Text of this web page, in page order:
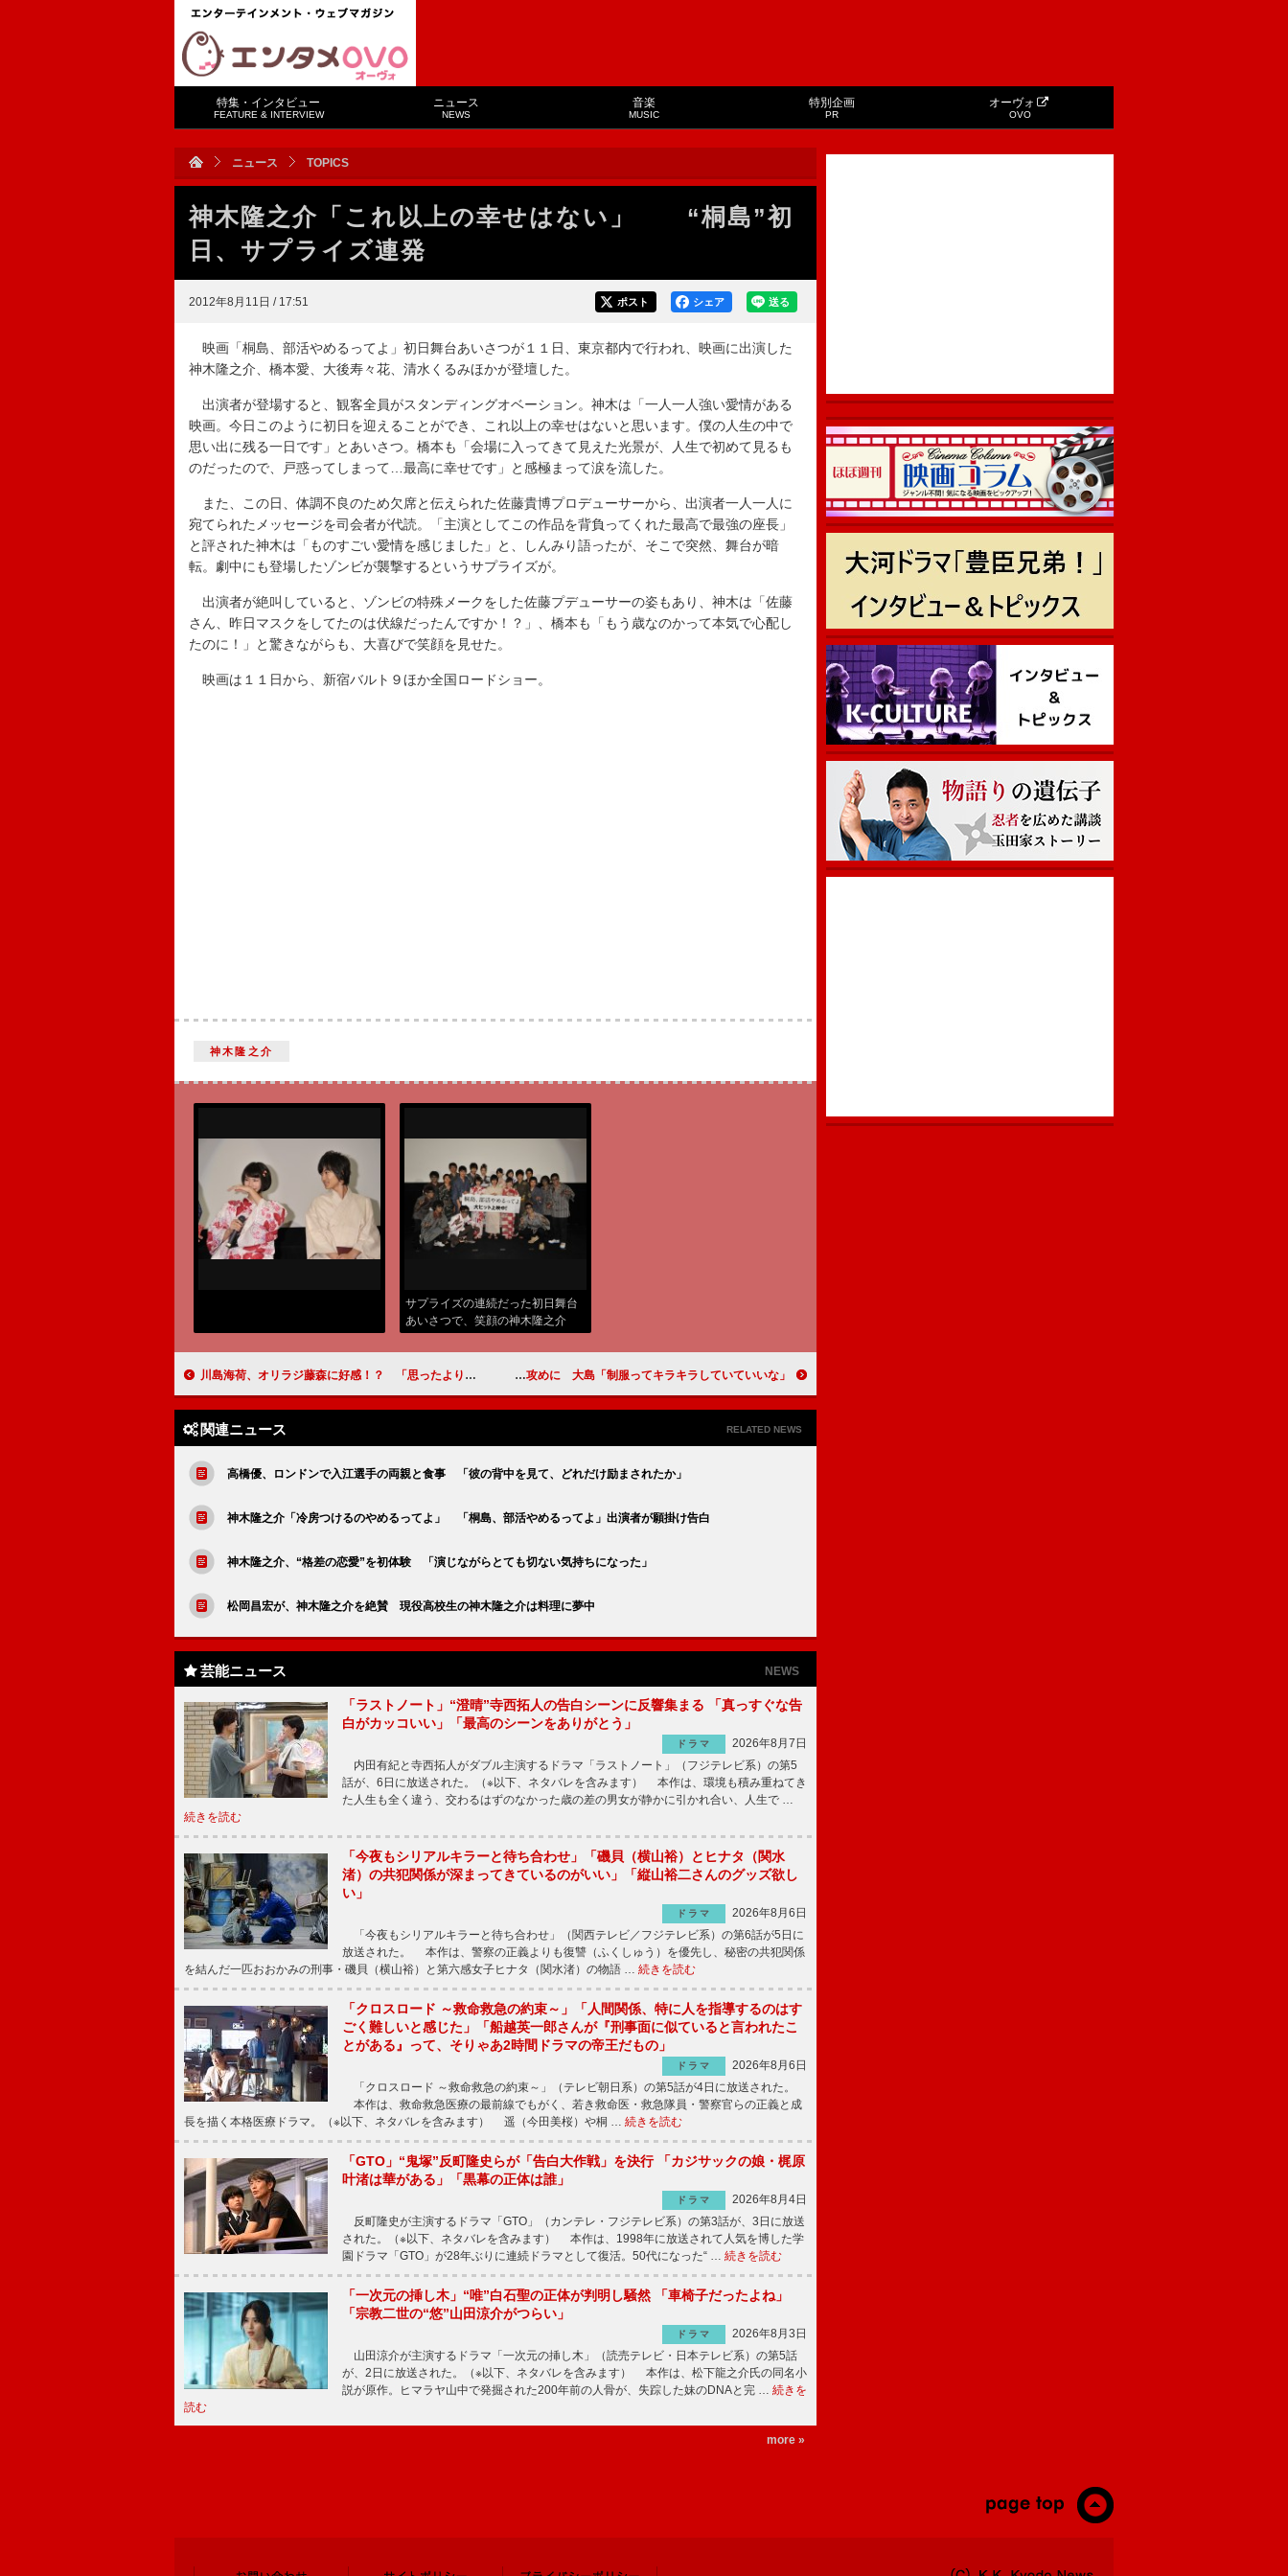
特集・インタビュー
FEATURE & INTERVIEW
ニュース
NEWS
音楽
MUSIC
特別企画
PR
オーヴォ
OVO
ニュース TOPICS
神木隆之介「これ以上の幸せはない」 “桐島”初
日、サプライズ連発
2012年8月11日 / 17:51 送る
シェア
ポスト
映画「桐島、部活やめるってよ」初日舞台あいさつが１１日、東京都内で行われ、映画に出演した
神木隆之介、橋本愛、大後寿々花、清水くるみほかが登壇した。
出演者が登場すると、観客全員がスタンディングオベーション。神木は「一人一人強い愛情がある
映画。今日このように初日を迎えることができ、これ以上の幸せはないと思います。僕の人生の中で
思い出に残る一日です」とあいさつ。橋本も「会場に入ってきて見えた光景が、人生で初めて見るも
のだったので、戸惑ってしまって…最高に幸せです」と感極まって涙を流した。
また、この日、体調不良のため欠席と伝えられた佐藤貴博プロデューサーから、出演者一人一人に
宛てられたメッセージを司会者が代読。「主演としてこの作品を背負ってくれた最高で最強の座長」
と評された神木は「ものすごい愛情を感じました」と、しんみり語ったが、そこで突然、舞台が暗
転。劇中にも登場したゾンビが襲撃するというサプライズが。
出演者が絶叫していると、ゾンビの特殊メークをした佐藤プデューサーの姿もあり、神木は「佐藤
さん、昨日マスクをしてたのは伏線だったんですか！？」、橋本も「もう歳なのかって本気で心配し
たのに！」と驚きながらも、大喜びで笑顔を見せた。
映画は１１日から、新宿バルト９ほか全国ロードショー。
神木隆之介
サプライズの連続だった初日舞台
あいさつで、笑顔の神木隆之介
川島海荷、オリラジ藤森に好感！？ 「思ったよりもチャラくなかった」 山田孝之と大島優子が高校生から質問攻めに 大島「制服ってキラキラしていていいな」
関連ニュース RELATED NEWS
高橋優、ロンドンで入江選手の両親と食事 「彼の背中を見て、どれだけ励まされたか」
神木隆之介「冷房つけるのやめるってよ」 「桐島、部活やめるってよ」出演者が願掛け告白
神木隆之介、“格差の恋愛”を初体験 「演じながらとても切ない気持ちになった」
松岡昌宏が、神木隆之介を絶賛 現役高校生の神木隆之介は料理に夢中
芸能ニュース NEWS
「ラストノート」“澄晴”寺西拓人の告白シーンに反響集まる 「真っすぐな告
白がカッコいい」「最高のシーンをありがとう」
ドラマ
2026年8月7日
内田有紀と寺西拓人がダブル主演するドラマ「ラストノート」（フジテレビ系）の第5
話が、6日に放送された。（※以下、ネタバレを含みます） 本作は、環境も積み重ねてき
た人生も全く違う、交わるはずのなかった歳の差の男女が静かに引かれ合い、人生で …
続きを読む
「今夜もシリアルキラーと待ち合わせ」「磯貝（横山裕）とヒナタ（関水
渚）の共犯関係が深まってきているのがいい」「縦山裕二さんのグッズ欲し
い」
ドラマ
2026年8月6日
「今夜もシリアルキラーと待ち合わせ」（関西テレビ／フジテレビ系）の第6話が5日に
放送された。 本作は、警察の正義よりも復讐（ふくしゅう）を優先し、秘密の共犯関係
を結んだ一匹おおかみの刑事・磯貝（横山裕）と第六感女子ヒナタ（関水渚）の物語 … 続きを読む
「クロスロード ～救命救急の約束～」「人間関係、特に人を指導するのはす
ごく難しいと感じた」「船越英一郎さんが『刑事面に似ていると言われたこ
とがある』って、そりゃあ2時間ドラマの帝王だもの」
ドラマ
2026年8月6日
「クロスロード ～救命救急の約束～」（テレビ朝日系）の第5話が4日に放送された。
本作は、救命救急医療の最前線でもがく、若き救命医・救急隊員・警察官らの正義と成
長を描く本格医療ドラマ。（※以下、ネタバレを含みます） 遥（今田美桜）や桐 … 続きを読む
「GTO」“鬼塚”反町隆史らが「告白大作戦」を決行 「カジサックの娘・梶原
叶渚は華がある」「黒幕の正体は誰」
ドラマ
2026年8月4日
反町隆史が主演するドラマ「GTO」（カンテレ・フジテレビ系）の第3話が、3日に放送
された。（※以下、ネタバレを含みます） 本作は、1998年に放送されて人気を博した学
園ドラマ「GTO」が28年ぶりに連続ドラマとして復活。50代になった“ … 続きを読む
「一次元の挿し木」“唯”白石聖の正体が判明し騒然 「車椅子だったよね」
「宗教二世の“悠”山田涼介がつらい」
ドラマ
2026年8月3日
山田涼介が主演するドラマ「一次元の挿し木」（読売テレビ・日本テレビ系）の第5話
が、2日に放送された。（※以下、ネタバレを含みます） 本作は、松下龍之介氏の同名小
説が原作。ヒマラヤ山中で発掘された200年前の人骨が、失踪した妹のDNAと完 … 続きを
読む
more »